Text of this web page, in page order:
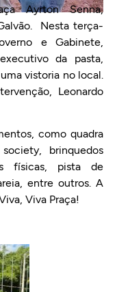
Ayrton Senna,
Nesta terça-
e Gabinete,
da pasta,
vistoria no local.
Leonardo
como quadra
brinquedos
físicas, pista de
entre outros. A
Viva Praça!